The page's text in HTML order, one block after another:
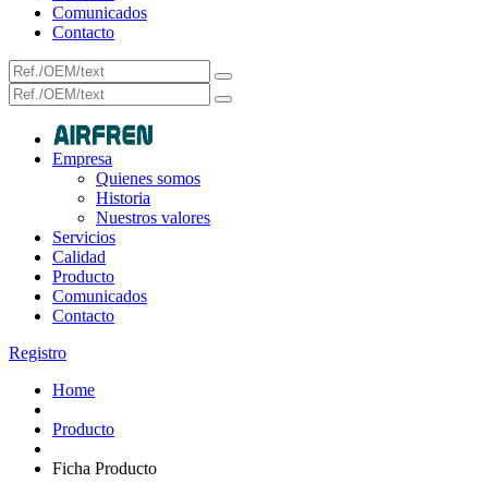
Comunicados
Contacto
Empresa
Quienes somos
Historia
Nuestros valores
Servicios
Calidad
Producto
Comunicados
Contacto
Registro
Home
Producto
Ficha Producto